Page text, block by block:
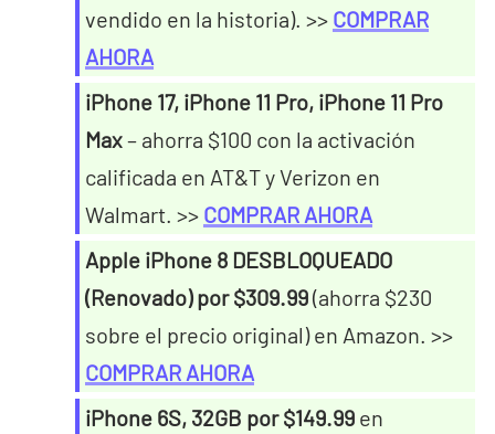
vendido en la historia). >> COMPRAR
AHORA
iPhone 17, iPhone 11 Pro, iPhone 11 Pro
Max– ahorra $100 con la activación
calificada en AT&T y Verizon en
Walmart. >> COMPRAR AHORA
Apple iPhone 8 DESBLOQUEADO
(Renovado) por $309.99(ahorra $230
sobre el precio original) en Amazon. >>
COMPRAR AHORA
iPhone 6S, 32GB por $149.99 en